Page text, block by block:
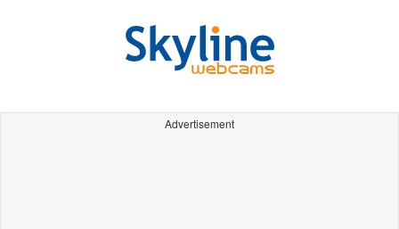
Advertisement